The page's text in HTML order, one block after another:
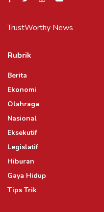
TrustWorthy News
Rubrik
Berita
Ekonomi
Olahraga
Nasional
Eksekutif
Legislatif
Hiburan
Gaya Hidup
Tips Trik